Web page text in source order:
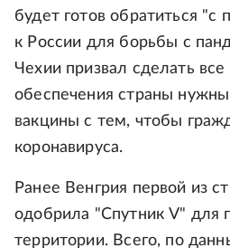
будет готов обратиться
к России для борьбы с
Чехии призвал сделать
обеспечения страны
вакцины с тем, чтобы
коронавируса.
Ранее Венгрия первой из
одобрила "Спутник V" для
территории. Всего, по